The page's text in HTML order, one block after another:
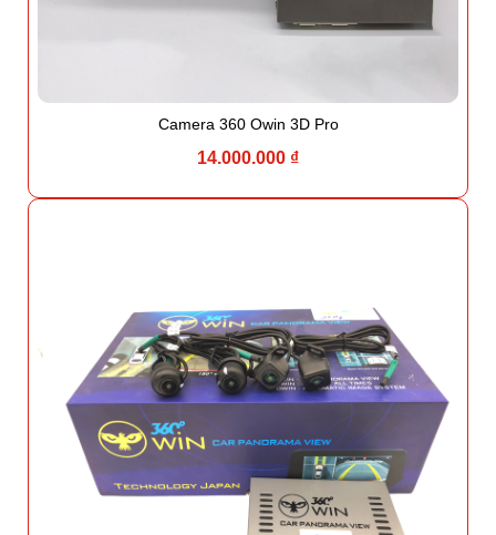
Camera 360 Owin 3D Pro
14.000.000 ₫